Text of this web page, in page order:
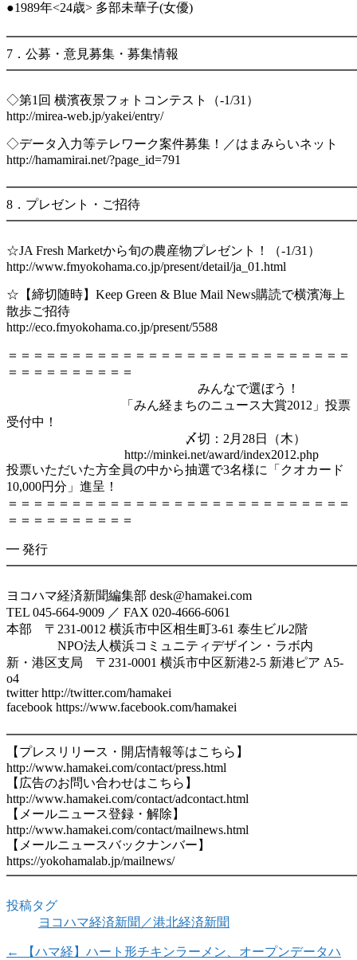
●1989年<24歳> 多部未華子(女優)
7．公募・意見募集・募集情報
◇第1回 横濱夜景フォトコンテスト（-1/31）
http://mirea-web.jp/yakei/entry/
◇データ入力等テレワーク案件募集！／はまみらいネット
http://hamamirai.net/?page_id=791
8．プレゼント・ご招待
☆JA Fresh Marketから旬の農産物プレゼント！（-1/31）
http://www.fmyokohama.co.jp/present/detail/ja_01.html
☆【締切随時】Keep Green & Blue Mail News購読で横濱海上
散歩ご招待
http://eco.fmyokohama.co.jp/present/5588
＝＝＝＝＝＝＝＝＝＝＝＝＝＝＝＝＝＝＝＝＝＝＝＝＝＝＝
＝＝＝＝＝＝＝＝＝＝
みんなで選ぼう！
「みん経まちのニュース大賞2012」投票
受付中！
〆切：2月28日（木）
http://minkei.net/award/index2012.php
投票いただいた方全員の中から抽選で3名様に「クオカード
10,000円分」進呈！
＝＝＝＝＝＝＝＝＝＝＝＝＝＝＝＝＝＝＝＝＝＝＝＝＝＝＝
＝＝＝＝＝＝＝＝＝＝
━ 発行
ヨコハマ経済新聞編集部 desk@hamakei.com
TEL 045-664-9009 ／ FAX 020-4666-6061
本部 〒231-0012 横浜市中区相生町3-61 泰生ビル2階
NPO法人横浜コミュニティデザイン・ラボ内
新・港区支局 〒231-0001 横浜市中区新港2-5 新港ピア A5-
o4
twitter http://twitter.com/hamakei
facebook https://www.facebook.com/hamakei
【プレスリリース・開店情報等はこちら】
http://www.hamakei.com/contact/press.html
【広告のお問い合わせはこちら】
http://www.hamakei.com/contact/adcontact.html
【メールニュース登録・解除】
http://www.hamakei.com/contact/mailnews.html
【メールニュースバックナンバー】
https://yokohamalab.jp/mailnews/
投稿タグ
ヨコハマ経済新聞／港北経済新聞
←
【ハマ経】ハート形チキンラーメン、オープンデータハ